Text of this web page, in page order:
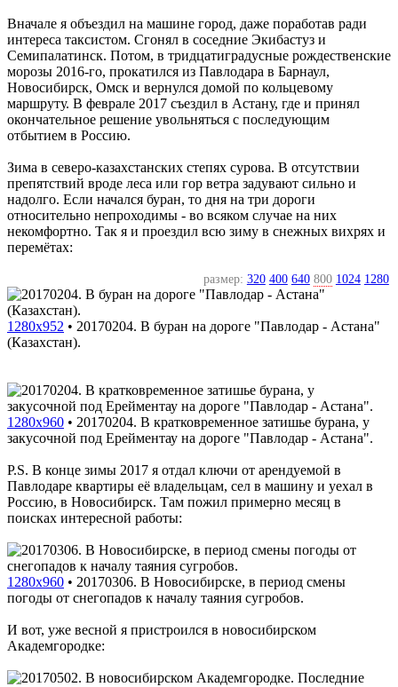
Вначале я объездил на машине город, даже поработав ради
интереса таксистом. Сгонял в соседние Экибастуз и
Семипалатинск. Потом, в тридцатиградусные рождественские
морозы 2016-го, прокатился из Павлодара в Барнаул,
Новосибирск, Омск и вернулся домой по кольцевому
маршруту. В феврале 2017 съездил в Астану, где и принял
окончательное решение увольняться с последующим
отбытием в Россию.
Зима в северо-казахстанских степях сурова. В отсутствии
препятствий вроде леса или гор ветра задувают сильно и
надолго. Если начался буран, то дня на три дороги
относительно непроходимы - во всяком случае на них
некомфортно. Так я и проездил всю зиму в снежных вихрях и
перемётах:
размер: 320 400 640 800 1024 1280
1280x952 • 20170204. В буран на дороге "Павлодар - Астана"
(Казахстан).
1280x960 • 20170204. В кратковременное затишье бурана, у
закусочной под Ерейментау на дороге "Павлодар - Астана".
P.S. В конце зимы 2017 я отдал ключи от арендуемой в
Павлодаре квартиры её владельцам, сел в машину и уехал в
Россию, в Новосибирск. Там пожил примерно месяц в
поисках интересной работы:
1280x960 • 20170306. В Новосибирске, в период смены
погоды от снегопадов к началу таяния сугробов.
И вот, уже весной я пристроился в новосибирском
Академгородке: